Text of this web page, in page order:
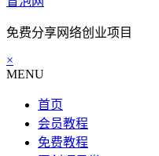
免费分享网络创业项目
×
MENU
首页
会员教程
免费教程